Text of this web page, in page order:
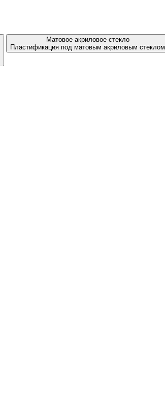
Матовое акриловое стекло
Пластификация под матовым акриловым стеклом